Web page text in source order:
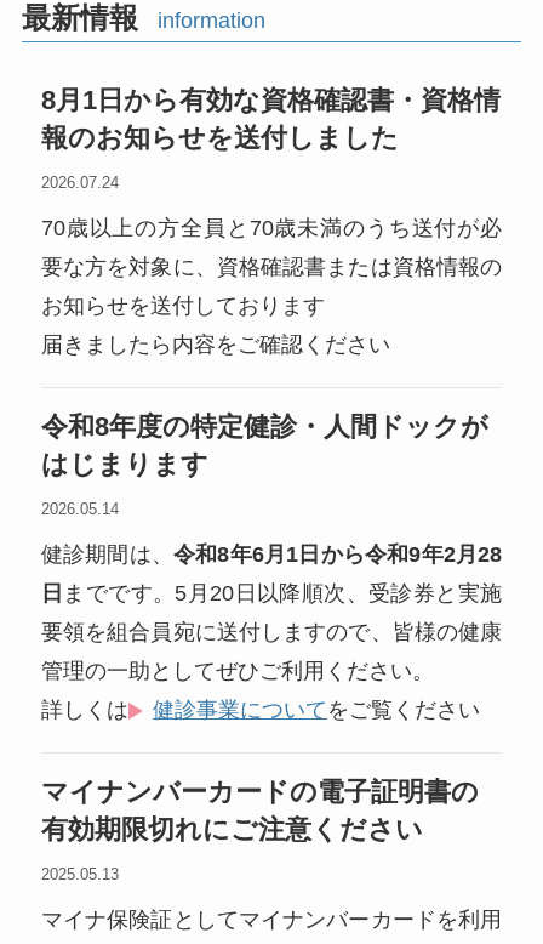
最新情報 information
8月1日から有効な資格確認書・資格情
報のお知らせを送付しました
2026.07.24
70歳以上の方全員と70歳未満のうち送付が必
要な方を対象に、資格確認書または資格情報の
お知らせを送付しております
届きましたら内容をご確認ください
令和8年度の特定健診・人間ドックが
はじまります
2026.05.14
健診期間は、令和8年6月1日から令和9年2月28
日 までです。5月20日以降順次、受診券と実施
要領を組合員宛に送付しますので、皆様の健康
管理の一助としてぜひご利用ください。
詳しくは
健診事業について をご覧ください
マイナンバーカードの電子証明書の
有効期限切れにご注意ください
2025.05.13
マイナ保険証としてマイナンバーカードを利用